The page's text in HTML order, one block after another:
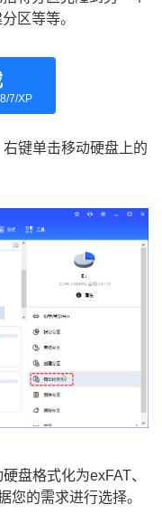
区等等。
7/XP
键单击移动硬盘上的
盘格式化为exFAT、
您的需求进行选择。